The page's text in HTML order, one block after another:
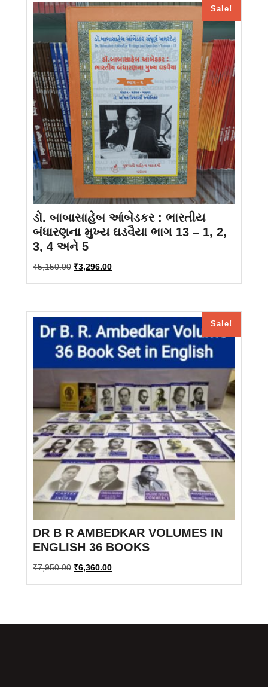
Sale!
ડો. બાબાસાહેબ આંબેડકર : ભારતીય
બંધારણના મુખ્ય ઘડવૈયા ભાગ 13 – 1, 2,
3, 4 અને 5
₹5,150.00 Original
₹3,296.00Current
Sale!
DR B R AMBEDKAR VOLUMES IN
ENGLISH 36 BOOKS
₹7,950.00 Original
₹6,360.00Current